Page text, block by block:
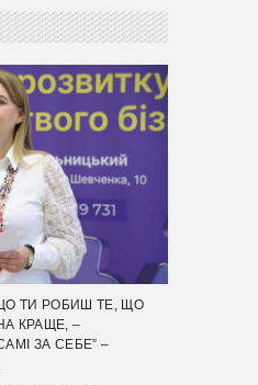
ТИ РОБИШ ТЕ, ЩО
КРАЩЕ, –
ЗА СЕБЕ” –